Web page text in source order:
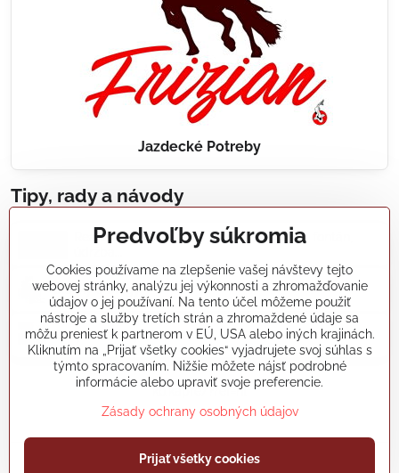
Jazdecké Potreby
Tipy, rady a návody
Realizácie záhradných jazierok, bazénov, fontán,
Články a blogy
Rady a návody
koikapre/?ref=hl
©2026Copyright
Predvoľby súkromia
Cookies používame na zlepšenie vašej návštevy tejto
webovej stránky, analýzu jej výkonnosti a zhromažďovanie
údajov o jej používaní. Na tento účel môžeme použiť
nástroje a služby tretích strán a zhromaždené údaje sa
môžu preniesť k partnerom v EÚ, USA alebo iných krajinách.
Kliknutím na „Prijať všetky cookies“ vyjadrujete svoj súhlas s
týmto spracovaním. Nižšie môžete nájsť podrobné
informácie alebo upraviť svoje preferencie.
Zásady ochrany osobných údajov
Prijať všetky cookies